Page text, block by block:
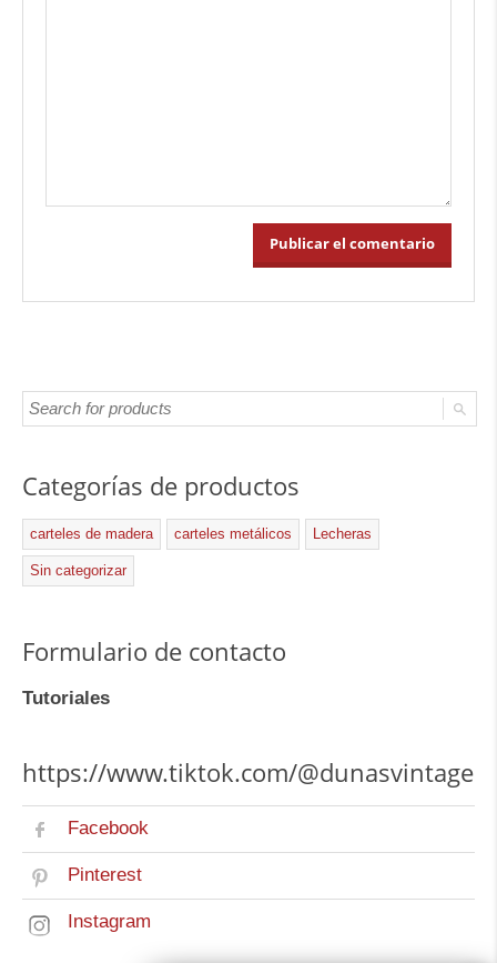
Categorías de productos
carteles de madera carteles metálicos Lecheras
Sin categorizar
Formulario de contacto
Tutoriales
https://www.tiktok.com/@dunasvintage
Facebook
Pinterest
Instagram